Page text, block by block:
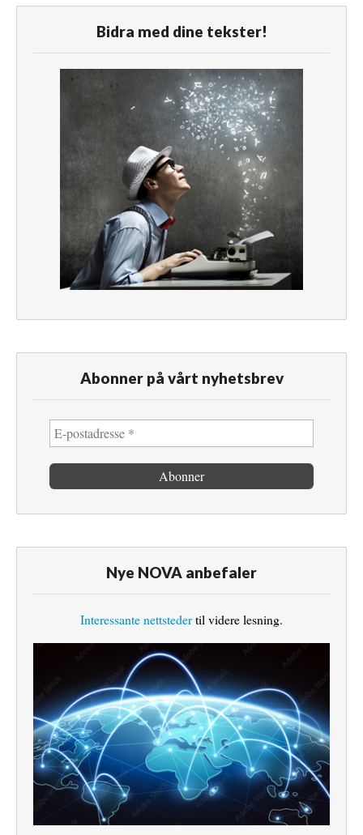
Bidra med dine tekster!
Abonner på vårt nyhetsbrev
Nye NOVA anbefaler
Interessante nettstedertil videre lesning.